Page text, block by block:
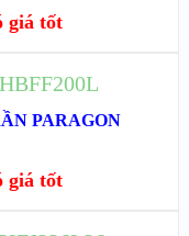
giá tốt
PARAGON
giá tốt